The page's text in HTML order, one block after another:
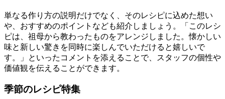
単なる作り方の説明だけでなく、そのレシピに込めた想い
や、おすすめのポイントなども紹介しましょう。「このレシ
ピは、祖母から教わったものをアレンジしました。懐かしい
味と新しい驚きを同時に楽しんでいただけると嬉しいで
す。」といったコメントを添えることで、スタッフの個性や
価値観を伝えることができます。
季節のレシピ特集